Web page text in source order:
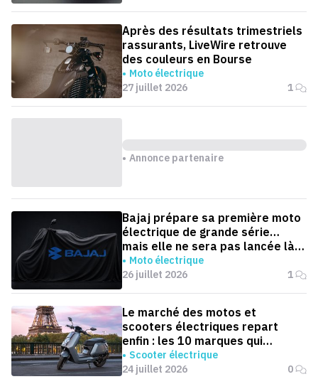
Après des résultats trimestriels
rassurants, LiveWire retrouve
des couleurs en Bourse
Moto électrique
27 juillet 2026
1
Annonce partenaire
Bajaj prépare sa première moto
électrique de grande série…
mais elle ne sera pas lancée là
où on l'attend
Moto électrique
26 juillet 2026
1
Le marché des motos et
scooters électriques repart
enfin : les 10 marques qui
dominent la France
Scooter électrique
24 juillet 2026
0